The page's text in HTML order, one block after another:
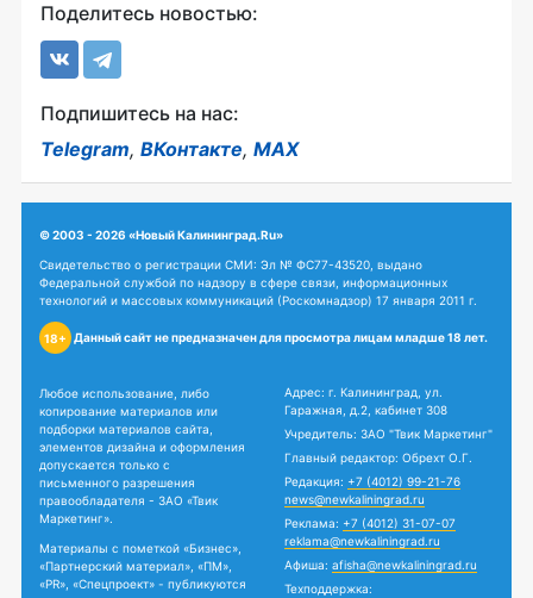
Поделитесь новостью:
Подпишитесь на нас:
Telegram, ВКонтакте, MAX
© 2003 - 2026 «Новый Калининград.Ru»
Свидетельство о регистрации СМИ: Эл № ФС77-43520, выдано
Федеральной службой по надзору в сфере связи, информационных
технологий и массовых коммуникаций (Роскомнадзор) 17 января 2011 г.
18+ Данный сайт не предназначен для просмотра лицам младше 18 лет.
Любое использование, либо
копирование материалов или
подборки материалов сайта,
элементов дизайна и оформления
допускается только с
письменного разрешения
правообладателя - ЗАО «Твик
Маркетинг».
Материалы с пометкой «Бизнес»,
«Партнерский материал», «ПМ»,
«PR», «Спецпроект» - публикуются
Адрес: г. Калининград, ул.
Гаражная, д.2, кабинет 308
Учредитель: ЗАО "Твик Маркетинг"
Главный редактор: Обрехт О.Г.
Редакция: +7 (4012) 99-21-76
news@newkaliningrad.ru
Реклама: +7 (4012) 31-07-07
reklama@newkaliningrad.ru
Афиша: afisha@newkaliningrad.ru
Техподдержка: